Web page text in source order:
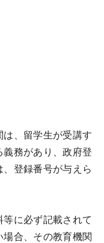
、留学生が受講す
務があり、政府登
登録番号が与えら
に必ず記載されて
合、その教育機関